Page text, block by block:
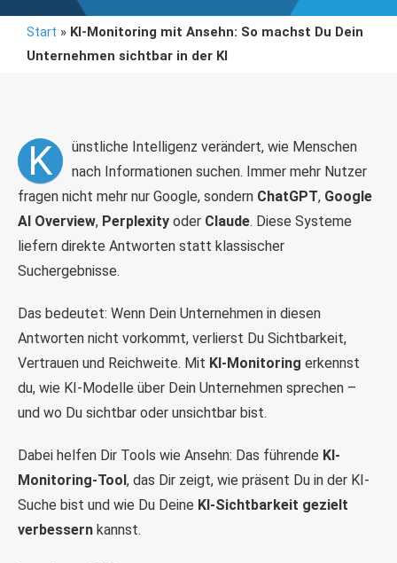
Start » KI-Monitoring mit Ansehn: So machst Du Dein
Unternehmen sichtbar in der KI
K
ünstliche Intelligenz verändert, wie Menschen
nach Informationen suchen. Immer mehr Nutzer
fragen nicht mehr nur Google, sondern ChatGPT, Google
AI Overview, Perplexityoder Claude. Diese Systeme
liefern direkte Antworten statt klassischer
Suchergebnisse.
Das bedeutet: Wenn Dein Unternehmen in diesen
Antworten nicht vorkommt, verlierst Du Sichtbarkeit,
Vertrauen und Reichweite. Mit KI-Monitoring erkennst
du, wie KI-Modelle über Dein Unternehmen sprechen –
und wo Du sichtbar oder unsichtbar bist.
Dabei helfen Dir Tools wie Ansehn: Das führende KI-
Monitoring-Tool, das Dir zeigt, wie präsent Du in der KI-
Suche bist und wie Du Deine KI-Sichtbarkeit gezielt
verbessernkannst.